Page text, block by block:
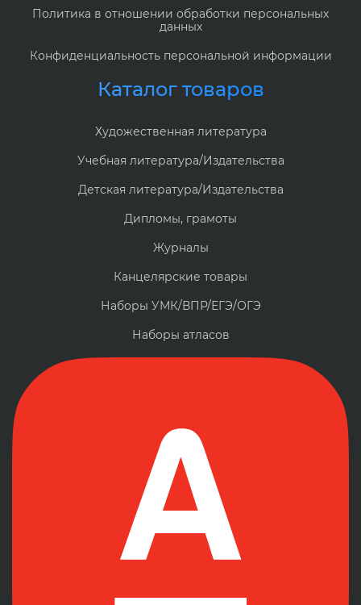
Политика в отношении обработки персональных
данных
Конфиденциальность персональной информации
Каталог товаров
Художественная литература
Учебная литература/Издательства
Детская литература/Издательства
Дипломы, грамоты
Журналы
Канцелярские товары
Наборы УМК/ВПР/ЕГЭ/ОГЭ
Наборы атласов